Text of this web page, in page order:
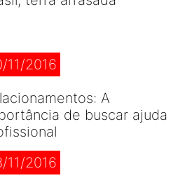
11/2016
A
de buscar ajuda
11/2016